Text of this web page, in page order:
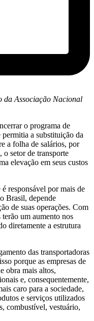
da Associação Nacional
o programa de
a substituição da
a folha de salários, por
o setor de transporte
elevação em seus custos
responsável por mais de
Brasil, depende
de suas operações. Com
um aumento nos
diretamente a estrutura
das transportadoras
porque as empresas de
obra mais altos,
e, consequentemente,
caro para a sociedade,
e serviços utilizados
combustível, vestuário,